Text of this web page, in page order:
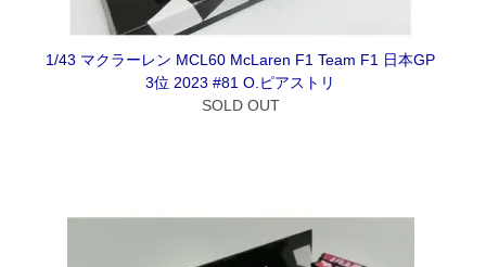
1/43 マクラーレン MCL60 McLaren F1 Team F1 日本GP
3位 2023 #81 O.ピアストリ
SOLD OUT